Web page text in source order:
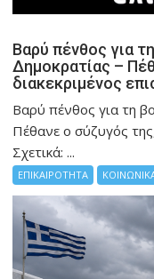
Βαρύ πένθος για
Δημοκρατίας –
διακεκριμένος
Βαρύ πένθος για τη
Πέθανε ο σύζυγός
Σχετικά: ...
ΕΠΙΚΑΙΡΟΤΗΤΑ